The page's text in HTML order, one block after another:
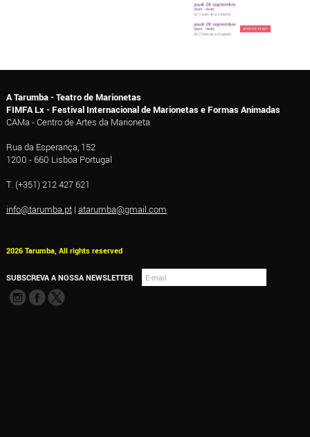
A Tarumba - Teatro de Marionetas
FIMFA Lx - Festival Internacional de Marionetas e Formas Animadas
CAMa - Centro de Artes da Marioneta
Rua da Esperança, 152
1200 - 660 Lisboa Portugal
T. (+351) 212 427 621
info@tarumba.pt| atarumba@gmail.com
2026 Tarumba, All rights reserved
SUBSCREVA A NOSSA NEWSLETTER